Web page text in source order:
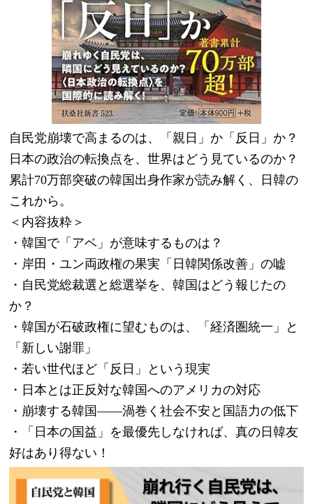
自民党崩壊で高まるのは、「親日」か「反日」か？
日本の政治の転換点を、世界はどう見ているのか？
累計70万部突破の韓国出身作家が読み解く、日韓の
これから。
＜内容抜粋＞
・韓国で「アベ」が意味するものは？
・岸田・ユン両政権の果実「日韓関係改善」の嘘
・自民党総裁選と総選挙を、韓国はどう報じたの
か？
・韓国が石破政権に望むものは、「経済圏統一」と
「新しい謝罪」
・若い世代ほど「反日」という現実
・日本とは正反対な韓国へのアメリカの対応
・崩壊する韓国――渦巻く社会不安と国語力の低下
・「日本の国益」を最優先しなければ、真の日韓友
好はあり得ない！